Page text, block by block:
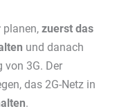
planen, zuerst das
und danach
3G. Der
das 2G-Netz in
.